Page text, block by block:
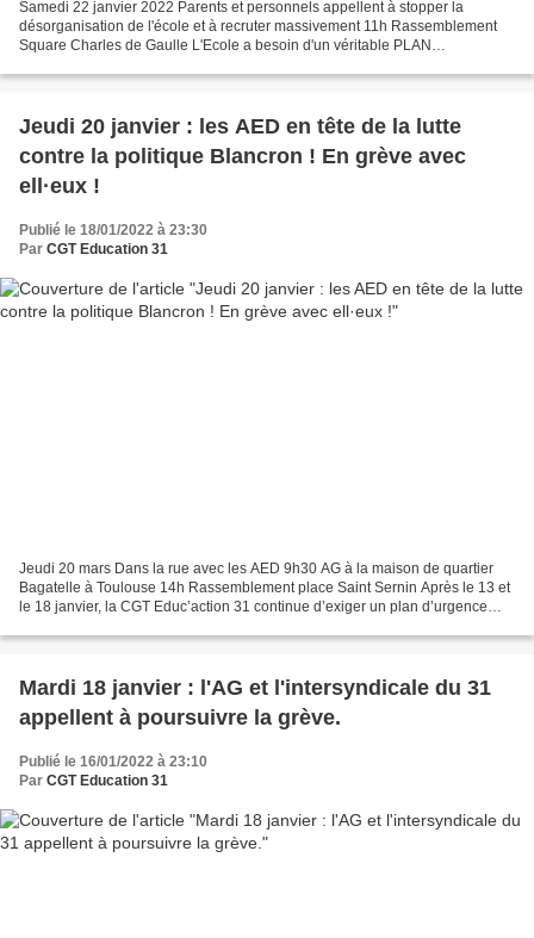
Samedi 22 janvier 2022 Parents et personnels appellent à stopper la
désorganisation de l'école et à recruter massivement 11h Rassemblement
Square Charles de Gaulle L'Ecole a besoin d'un véritable PLAN
Jeudi 20 janvier : les AED en tête de la lutte
contre la politique Blancron ! En grève avec
ell·eux !
Publié le 18/01/2022 à 23:30
Par CGT Education 31
Jeudi 20 mars Dans la rue avec les AED 9h30 AG à la maison de quartier
Bagatelle à Toulouse 14h Rassemblement place Saint Sernin Après le 13 et
le 18 janvier, la CGT Educ’action 31 continue d’exiger un plan d’urgence
Mardi 18 janvier : l'AG et l'intersyndicale du 31
appellent à poursuivre la grève.
Publié le 16/01/2022 à 23:10
Par CGT Education 31